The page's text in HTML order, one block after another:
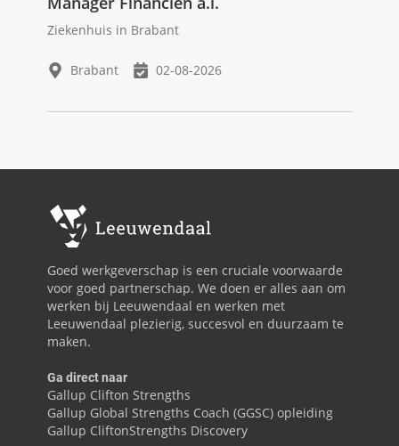
Ziekenhuis in Brabant
Brabant 02-08-2026
Goed werkgeverschap is een cruciale voorwaarde
voor goed partnerschap. We doen er alles aan om
werken bij Leeuwendaal en werken met
Leeuwendaal plezierig, succesvol en duurzaam te
maken.
Ga direct naar
Gallup Clifton Strengths
Gallup Global Strengths Coach (GGSC) opleiding
Gallup CliftonStrengths Discovery